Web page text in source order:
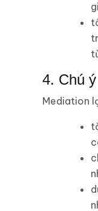
4. Chú
Mediation